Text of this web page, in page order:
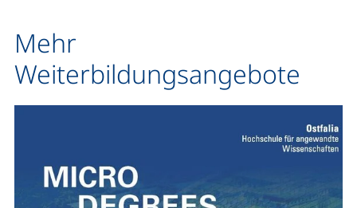
Mehr
Weiterbildungsangebote